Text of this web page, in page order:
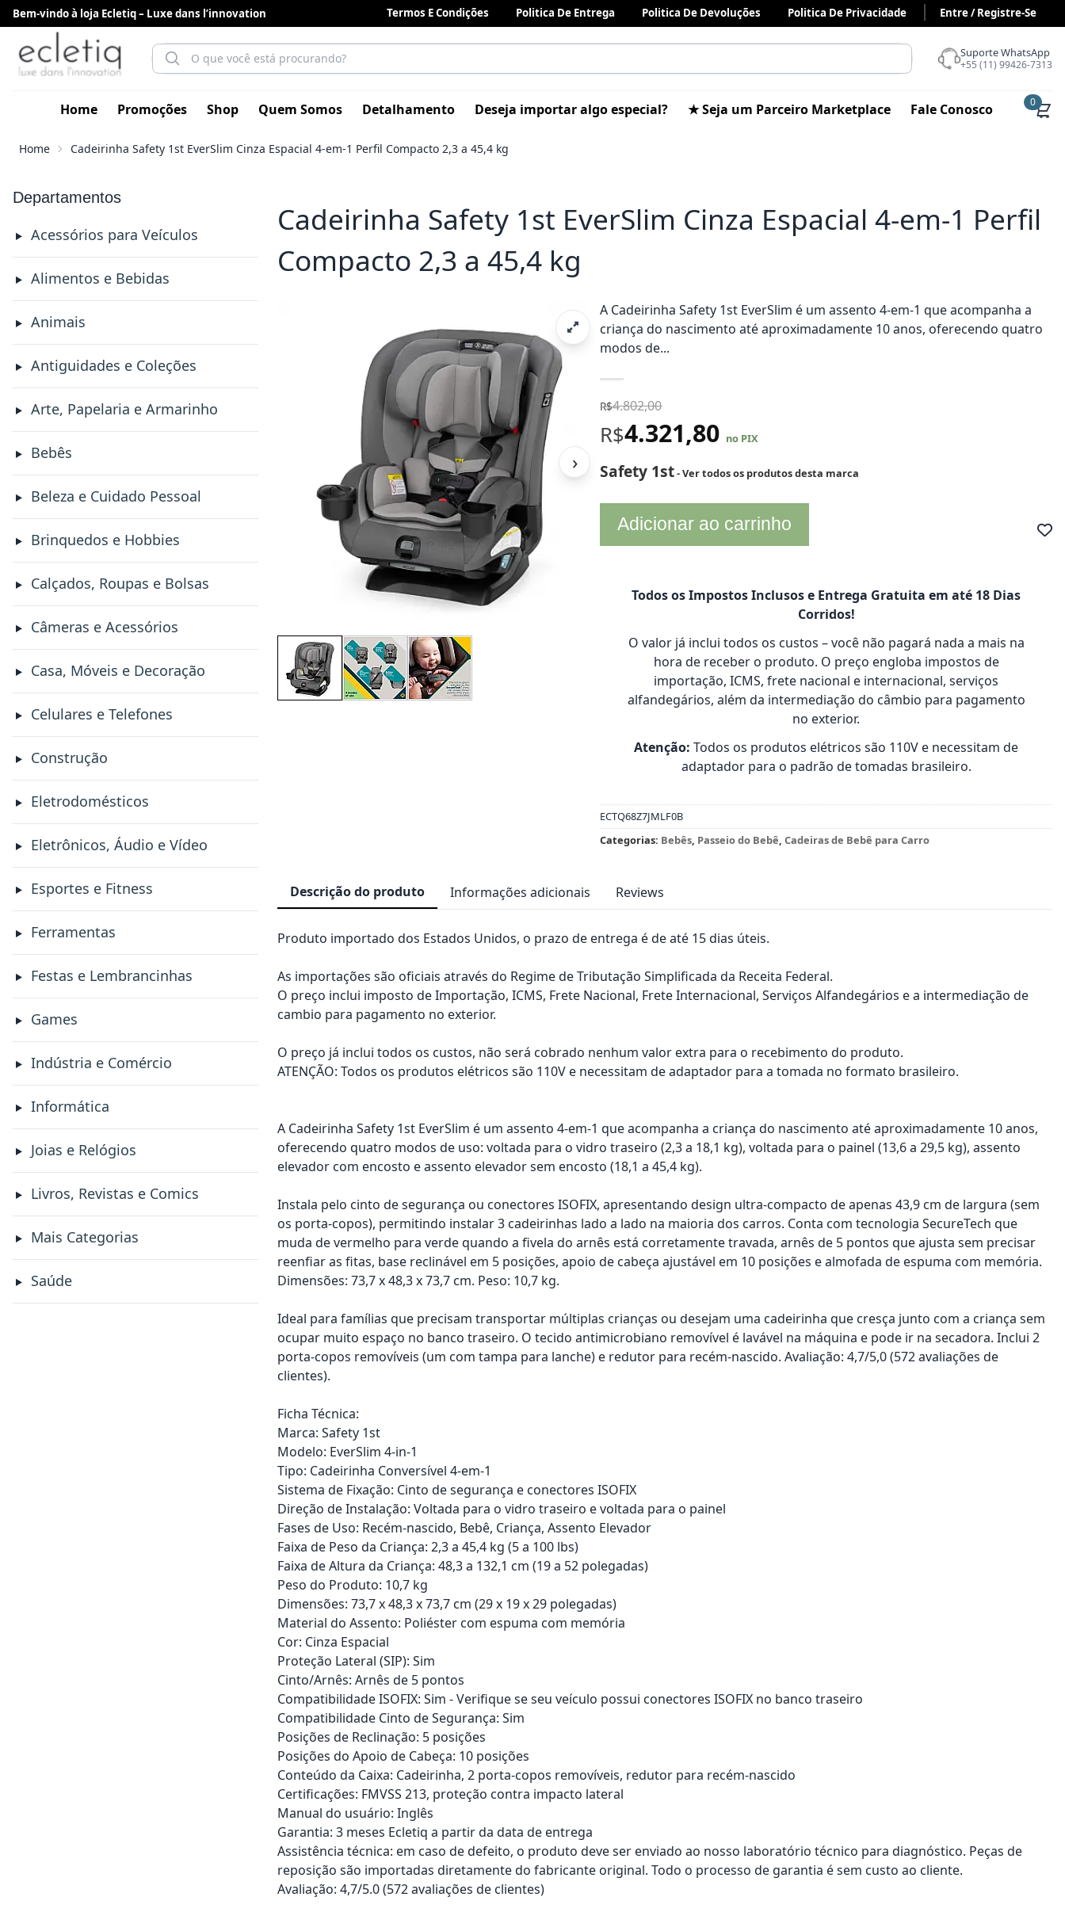
Bem-vindo à loja Ecletiq – Luxe dans l’innovation Termos E Condições Politica De Entrega Politica De Devoluções Politica De Privacidade Entre / Registre-Se
Suporte WhatsApp
+55 (11) 99426-7313
Home Promoções Shop Quem Somos Detalhamento Deseja importar algo especial? ★ Seja um Parceiro Marketplace Fale Conosco 0
Home Cadeirinha Safety 1st EverSlim Cinza Espacial 4-em-1 Perfil Compacto 2,3 a 45,4 kg
Departamentos
Acessórios para Veículos
Alimentos e Bebidas
Animais
Antiguidades e Coleções
Arte, Papelaria e Armarinho
Bebês
Beleza e Cuidado Pessoal
Brinquedos e Hobbies
Calçados, Roupas e Bolsas
Câmeras e Acessórios
Casa, Móveis e Decoração
Celulares e Telefones
Construção
Eletrodomésticos
Eletrônicos, Áudio e Vídeo
Esportes e Fitness
Ferramentas
Festas e Lembrancinhas
Games
Indústria e Comércio
Informática
Joias e Relógios
Livros, Revistas e Comics
Mais Categorias
Saúde
Cadeirinha Safety 1st EverSlim Cinza Espacial 4-em-1 Perfil
Compacto 2,3 a 45,4 kg
›
A Cadeirinha Safety 1st EverSlim é um assento 4-em-1 que acompanha a
criança do nascimento até aproximadamente 10 anos, oferecendo quatro
modos de...
R$4.802,00
R$4.321,80 no PIX
Safety 1st- Ver todos os produtos desta marca
Adicionar ao carrinho
Todos os Impostos Inclusos e Entrega Gratuita em até 18 Dias
Corridos!
O valor já inclui todos os custos – você não pagará nada a mais na
hora de receber o produto. O preço engloba impostos de
importação, ICMS, frete nacional e internacional, serviços
alfandegários, além da intermediação do câmbio para pagamento
no exterior.
Atenção: Todos os produtos elétricos são 110V e necessitam de
adaptador para o padrão de tomadas brasileiro.
ECTQ68Z7JMLF0B
Categorias: Bebês, Passeio do Bebê,Cadeiras de Bebê para Carro
Descrição do produto Informações adicionais Reviews
Produto importado dos Estados Unidos, o prazo de entrega é de até 15 dias úteis.
As importações são oficiais através do Regime de Tributação Simplificada da Receita Federal.
O preço inclui imposto de Importação, ICMS, Frete Nacional, Frete Internacional, Serviços Alfandegários e a intermediação de
cambio para pagamento no exterior.
O preço já inclui todos os custos, não será cobrado nenhum valor extra para o recebimento do produto.
ATENÇÃO: Todos os produtos elétricos são 110V e necessitam de adaptador para a tomada no formato brasileiro.
A Cadeirinha Safety 1st EverSlim é um assento 4-em-1 que acompanha a criança do nascimento até aproximadamente 10 anos,
oferecendo quatro modos de uso: voltada para o vidro traseiro (2,3 a 18,1 kg), voltada para o painel (13,6 a 29,5 kg), assento
elevador com encosto e assento elevador sem encosto (18,1 a 45,4 kg).
Instala pelo cinto de segurança ou conectores ISOFIX, apresentando design ultra-compacto de apenas 43,9 cm de largura (sem
os porta-copos), permitindo instalar 3 cadeirinhas lado a lado na maioria dos carros. Conta com tecnologia SecureTech que
muda de vermelho para verde quando a fivela do arnês está corretamente travada, arnês de 5 pontos que ajusta sem precisar
reenfiar as fitas, base reclinável em 5 posições, apoio de cabeça ajustável em 10 posições e almofada de espuma com memória.
Dimensões: 73,7 x 48,3 x 73,7 cm. Peso: 10,7 kg.
Ideal para famílias que precisam transportar múltiplas crianças ou desejam uma cadeirinha que cresça junto com a criança sem
ocupar muito espaço no banco traseiro. O tecido antimicrobiano removível é lavável na máquina e pode ir na secadora. Inclui 2
porta-copos removíveis (um com tampa para lanche) e redutor para recém-nascido. Avaliação: 4,7/5,0 (572 avaliações de
clientes).
Ficha Técnica:
Marca: Safety 1st
Modelo: EverSlim 4-in-1
Tipo: Cadeirinha Conversível 4-em-1
Sistema de Fixação: Cinto de segurança e conectores ISOFIX
Direção de Instalação: Voltada para o vidro traseiro e voltada para o painel
Fases de Uso: Recém-nascido, Bebê, Criança, Assento Elevador
Faixa de Peso da Criança: 2,3 a 45,4 kg (5 a 100 lbs)
Faixa de Altura da Criança: 48,3 a 132,1 cm (19 a 52 polegadas)
Peso do Produto: 10,7 kg
Dimensões: 73,7 x 48,3 x 73,7 cm (29 x 19 x 29 polegadas)
Material do Assento: Poliéster com espuma com memória
Cor: Cinza Espacial
Proteção Lateral (SIP): Sim
Cinto/Arnês: Arnês de 5 pontos
Compatibilidade ISOFIX: Sim - Verifique se seu veículo possui conectores ISOFIX no banco traseiro
Compatibilidade Cinto de Segurança: Sim
Posições de Reclinação: 5 posições
Posições do Apoio de Cabeça: 10 posições
Conteúdo da Caixa: Cadeirinha, 2 porta-copos removíveis, redutor para recém-nascido
Certificações: FMVSS 213, proteção contra impacto lateral
Manual do usuário: Inglês
Garantia: 3 meses Ecletiq a partir da data de entrega
Assistência técnica: em caso de defeito, o produto deve ser enviado ao nosso laboratório técnico para diagnóstico. Peças de
reposição são importadas diretamente do fabricante original. Todo o processo de garantia é sem custo ao cliente.
Avaliação: 4,7/5.0 (572 avaliações de clientes)